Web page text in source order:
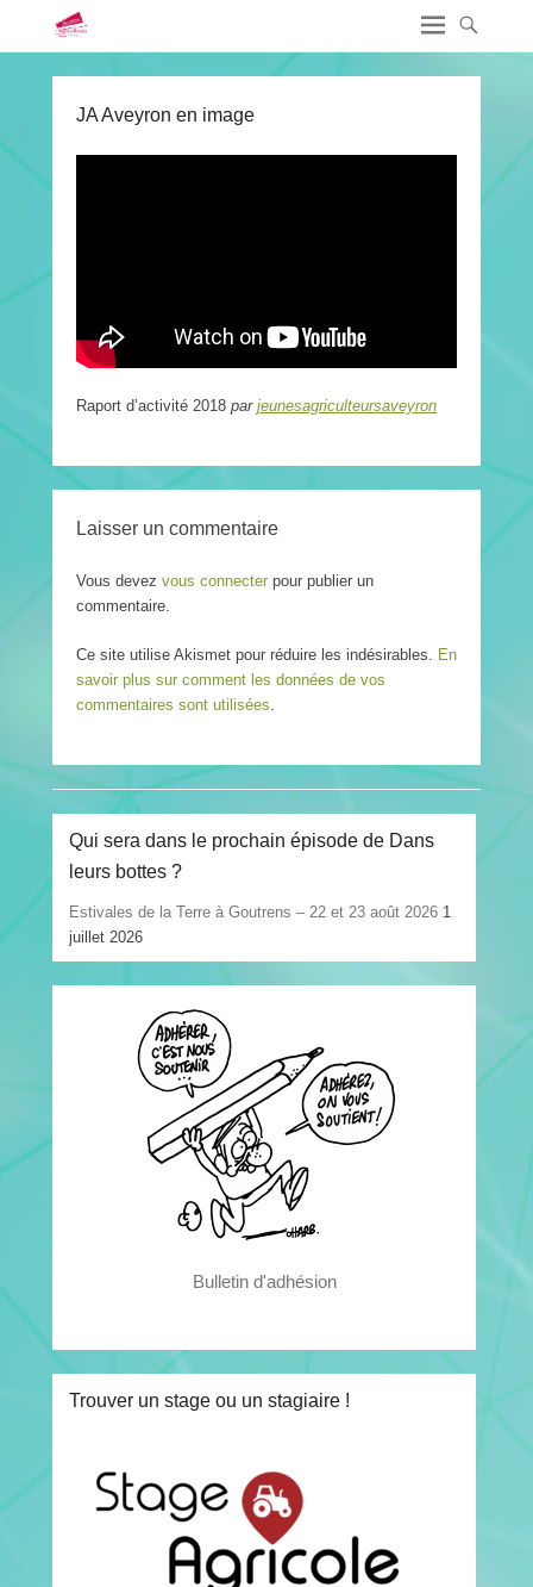
JA Aveyron en image
Raport d’activité 2018 par jeunesagriculteursaveyron
Laisser un commentaire
Vous devez vous connecter pour publier un
commentaire.
Ce site utilise Akismet pour réduire les indésirables. En
savoir plus sur comment les données de vos
commentaires sont utilisées.
Qui sera dans le prochain épisode de Dans
leurs bottes ?
Estivales de la Terre à Goutrens – 22 et 23 août 2026 1
juillet 2026
Bulletin d'adhésion
Trouver un stage ou un stagiaire !